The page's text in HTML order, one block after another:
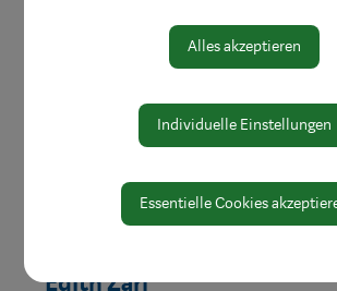
Edith Zarl
Alles akzeptieren
Individuelle Einstellungen
Essentielle Cookies